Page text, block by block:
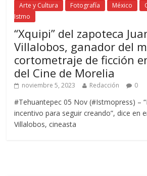
Arte y Cultura Fotografía México
Istmo
“Xquipi” del zapoteca
Villalobos, ganador del
cortometraje de ficción
del Cine de Morelia
noviembre 5, 2023 Redacción 0
#Tehuantepec 05 Nov (#Istmopress) –
incentivo para seguir creando”, dice en
Villalobos, cineasta